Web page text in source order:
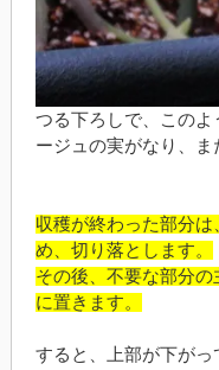
つる下ろしで、この
ージュの実がなり、
収穫が終わった部分
め、切り落とします。
その後、不要な部分の
に置きます。
すると、上部が下がっ